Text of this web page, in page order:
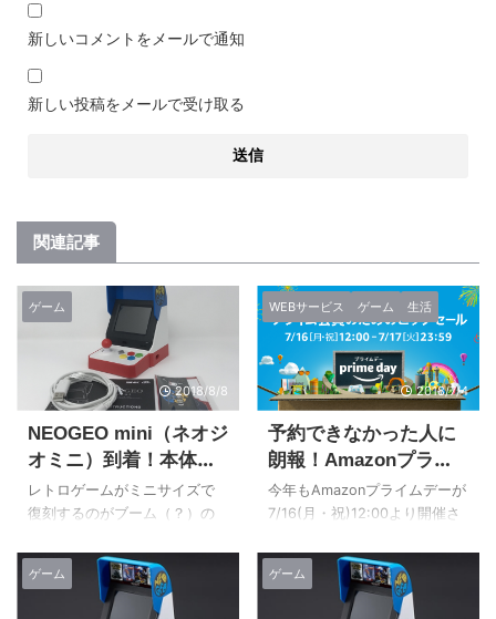
新しいコメントをメールで通知
新しい投稿をメールで受け取る
関連記事
ゲーム
2018/8/8
NEOGEO mini（ネオジ
オミニ）到着！本体の
再販は確定だけど周辺
機器は？
レトロゲームがミニサイズで
復刻するのがブーム（？）の
NEOGEOが発売されました！
というか、本当は1週間以上前
に発売されているはずですが
WEBサービス ゲーム 生活
2018/7/4
予約できなかった人に
朗報！Amazonプライ
ムデー限定商品に
NEOGEO miniが出品
今年もAmazonプライムデーが
7/16(月・祝)12:00より開催さ
miniがプライムデー限定Tシャ
ツセットで出品されます。 予
約開始後、速攻で売り切れて
ゲーム ゲーム